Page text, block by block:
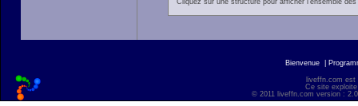
Cliquez sur une structure pour afficher l'ensemble
Bienvenue
liveffn.com est
Ce site
© 2011 liveffn.com version :